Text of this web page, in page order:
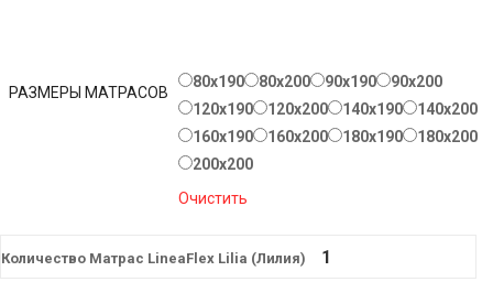
РАЗМЕРЫ МАТРАСОВ
80x190 80x200 90x190
90x200
120x190
120x200 140x190
140x200
160x190
160x200 180x190
180x200
200х200
Очистить
Количество Матрас LineaFlex Lilia (Лилия)